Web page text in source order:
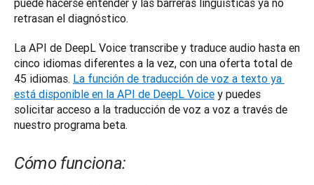
retrasan el diagnóstico.
La API de DeepL Voice transcribe y traduce audio hasta en
cinco idiomas diferentes a la vez, con una oferta total de
45 idiomas. La función de traducción de voz a texto ya
está disponible en la API de DeepL Voice y puedes
solicitar acceso a la traducción de voz a voz a través de
nuestro programa beta.
Cómo funciona: